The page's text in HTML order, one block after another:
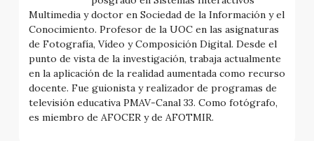
Multimedia y doctor en Sociedad de la Información y el
Conocimiento. Profesor de la UOC en las asignaturas
de Fotografía, Vídeo y Composición Digital. Desde el
punto de vista de la investigación, trabaja actualmente
en la aplicación de la realidad aumentada como recurso
docente. Fue guionista y realizador de programas de
televisión educativa PMAV-Canal 33. Como fotógrafo,
es miembro de AFOCER y de AFOTMIR.